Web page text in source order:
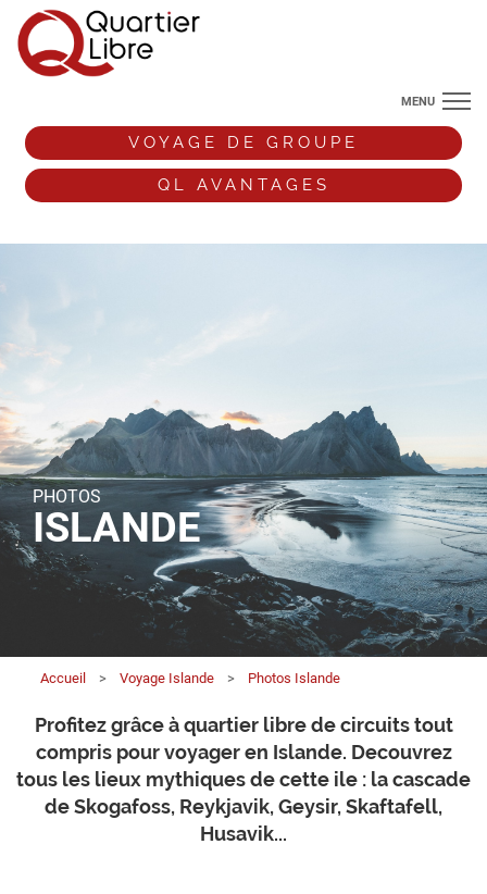
MENU
NOS DESTINATIONS
ANGLETERRE
VOS ENVIES DE VOYAGE
+33 (0)9 72 38 52 44
ESPACE PRO
VOYAGE DE GROUPE
QL AVANTAGES
PHOTOS
ISLANDE
Accueil > Voyage Islande > Photos Islande
Profitez grâce à quartier libre de circuits tout
compris pour voyager en Islande. Decouvrez
tous les lieux mythiques de cette ile : la cascade
de Skogafoss, Reykjavik, Geysir, Skaftafell,
Husavik...